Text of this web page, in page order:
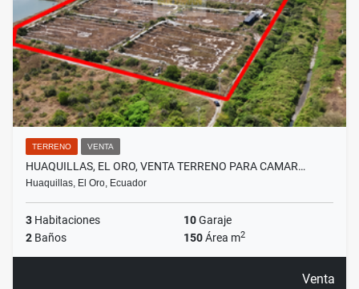
TERRENO VENTA
HUAQUILLAS, EL ORO, VENTA TERRENO PARA CAMAR…
Huaquillas, El Oro, Ecuador
3 Habitaciones 10Garaje
2 Baños 150Área m2
Venta